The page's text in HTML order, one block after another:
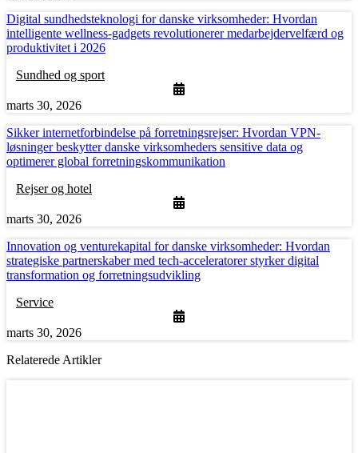
Digital sundhedsteknologi for danske virksomheder: Hvordan
intelligente wellness-gadgets revolutionerer medarbejdervelfærd og
produktivitet i 2026
Sundhed og sport
marts 30, 2026
Sikker internetforbindelse på forretningsrejser: Hvordan VPN-
løsninger beskytter danske virksomheders sensitive data og
optimerer global forretningskommunikation
Rejser og hotel
marts 30, 2026
Innovation og venturekapital for danske virksomheder: Hvordan
strategiske partnerskaber med tech-acceleratorer styrker digital
transformation og forretningsudvikling
Service
marts 30, 2026
Relaterede Artikler